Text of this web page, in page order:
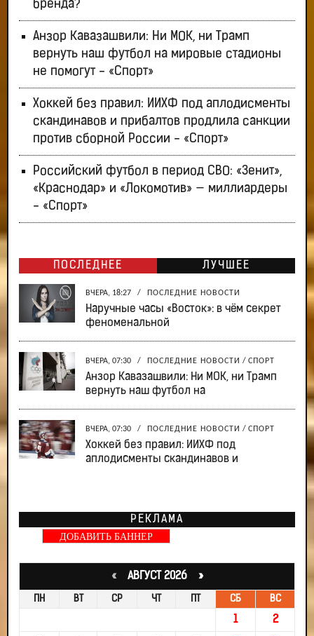
бренда?
Анзор Кавазашвили: Ни МОК, ни Трамп
вернуть наш футбол на мировые стадионы
не помогут - «Спорт»
Хоккей без правил: ИИХФ под аплодисменты
скандинавов и прибалтов продлила санкции
против сборной России - «Спорт»
Российский футбол в период СВО: «Зенит»,
«Краснодар» и «Локомотив» — миллиардеры
- «Спорт»
ПОСЛЕДНЕЕ ЛУЧШЕЕ
ВЧЕРА, 18:27 / ПОСЛЕДНИЕ НОВОСТИ
Наручные часы «Восток»: в чём секрет
феноменальной
ВЧЕРА, 07:30 / ПОСЛЕДНИЕ НОВОСТИ / СПОРТ
Анзор Кавазашвили: Ни МОК, ни Трамп
вернуть наш футбол на
ВЧЕРА, 07:30 / ПОСЛЕДНИЕ НОВОСТИ / СПОРТ
Хоккей без правил: ИИХФ под
аплодисменты скандинавов и
РЕКЛАМА
ДОБАВИТЬ БАННЕР
«АВГУСТ 2026 »
ПН ВТ СР ЧТ СБ ВС
1 2